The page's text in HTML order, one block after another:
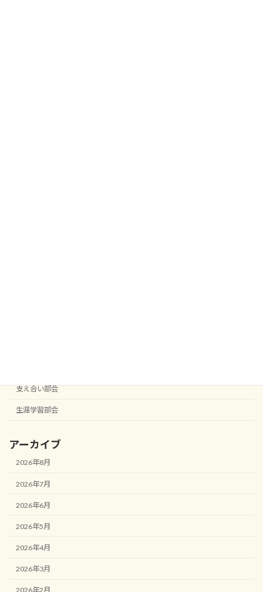
支え合い部会
生涯学習部会
アーカイブ
2026年8月
2026年7月
2026年6月
2026年5月
2026年4月
2026年3月
2026年2月